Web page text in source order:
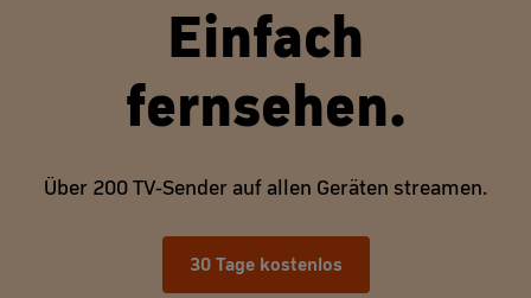
Einfach
fernsehen.
Über 200 TV-Sender auf allen Geräten streamen.
30 Tage kostenlos